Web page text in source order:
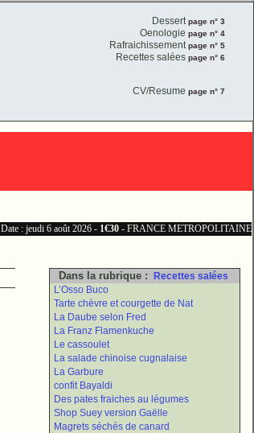
Dessert page n° 3
Oenologie page n° 4
Rafraichissement page n° 5
Recettes salées page n° 6
CV/Resume page n° 7
Date : jeudi 6 août 2026 - 1€30 - FRANCE METROPOLITAINE
Dans la rubrique :
Recettes salées
L’Osso Buco
Tarte chèvre et courgette de Nat
La Daube selon Fred
La Franz Flamenkuche
Le cassoulet
La salade chinoise cugnalaise
La Garbure
confit Bayaldi
Des pates fraiches au légumes
Shop Suey version Gaëlle
Magrets séchés de canard